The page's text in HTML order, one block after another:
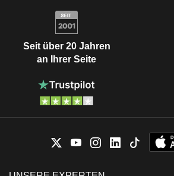
Seit über 20 Jahren
an Ihrer Seite